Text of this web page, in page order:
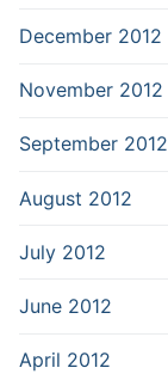
December 2012
November 2012
September 2012
August 2012
July 2012
June 2012
April 2012